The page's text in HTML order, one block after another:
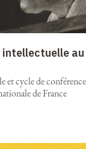
intellectuelle au
et cycle de
de France